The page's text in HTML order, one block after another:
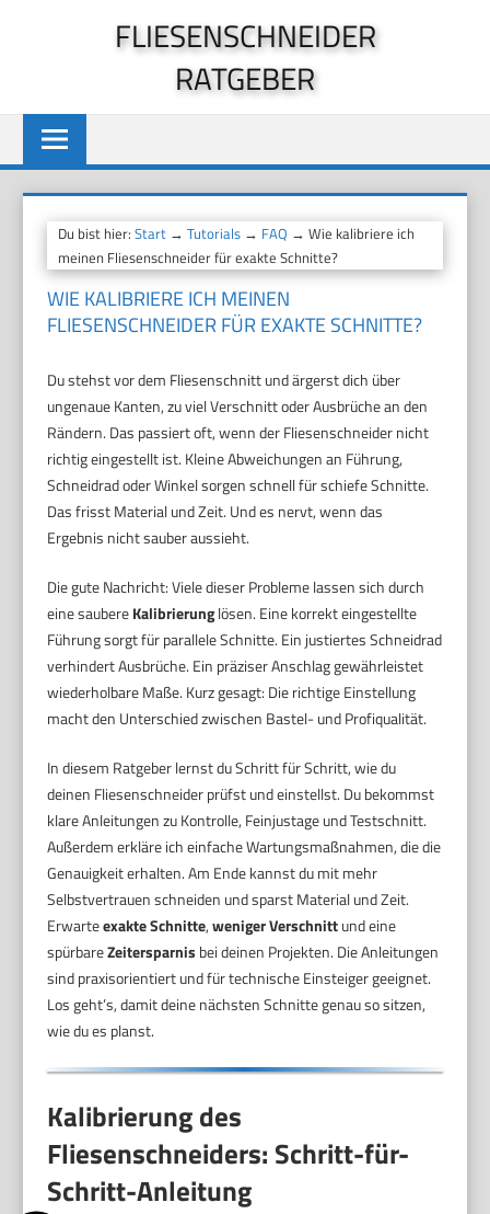
FLIESENSCHNEIDER
RATGEBER
Du bist hier:Start →Tutorials → FAQ → Wie kalibriere ich
meinen Fliesenschneider für exakte Schnitte?
WIE KALIBRIERE ICH MEINEN
FLIESENSCHNEIDER FÜR EXAKTE SCHNITTE?
Du stehst vor dem Fliesenschnitt und ärgerst dich über
ungenaue Kanten, zu viel Verschnitt oder Ausbrüche an den
Rändern. Das passiert oft, wenn der Fliesenschneider nicht
richtig eingestellt ist. Kleine Abweichungen an Führung,
Schneidrad oder Winkel sorgen schnell für schiefe Schnitte.
Das frisst Material und Zeit. Und es nervt, wenn das
Ergebnis nicht sauber aussieht.
Die gute Nachricht: Viele dieser Probleme lassen sich durch
eine saubereKalibrierunglösen. Eine korrekt eingestellte
Führung sorgt für parallele Schnitte. Ein justiertes Schneidrad
verhindert Ausbrüche. Ein präziser Anschlag gewährleistet
wiederholbare Maße. Kurz gesagt: Die richtige Einstellung
macht den Unterschied zwischen Bastel- und Profiqualität.
In diesem Ratgeber lernst du Schritt für Schritt, wie du
deinen Fliesenschneider prüfst und einstellst. Du bekommst
klare Anleitungen zu Kontrolle, Feinjustage und Testschnitt.
Außerdem erkläre ich einfache Wartungsmaßnahmen, die die
Genauigkeit erhalten. Am Ende kannst du mit mehr
Selbstvertrauen schneiden und sparst Material und Zeit.
Erwarteexakte Schnitte,weniger Verschnittund eine
spürbareZeitersparnis bei deinen Projekten. Die Anleitungen
sind praxisorientiert und für technische Einsteiger geeignet.
Los geht’s, damit deine nächsten Schnitte genau so sitzen,
wie du es planst.
Kalibrierung des
Fliesenschneiders: Schritt-für-
Schritt-Anleitung